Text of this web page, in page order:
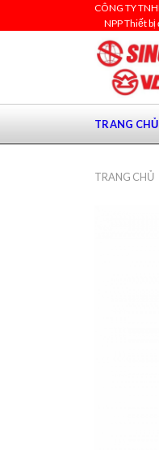
to
CÔNG TY
NPP Thiết bị
TRANG CHỦ
TRANG CHỦ